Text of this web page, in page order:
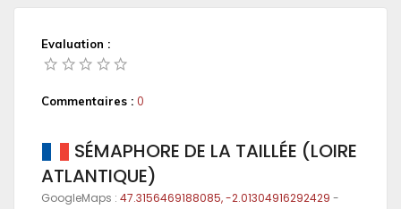
Evaluation :
Commentaires : 0
SÉMAPHORE DE LA TAILLÉE (LOIRE
ATLANTIQUE)
GoogleMaps : 47.3156469188085, -2.01304916292429 -